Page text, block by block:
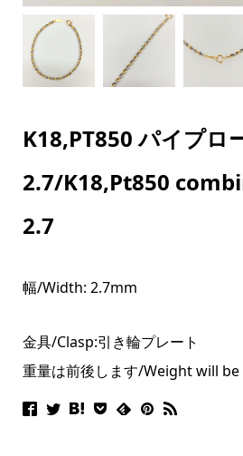
K18,PT850 パイプロ
2.7/K18,Pt850
2.7
幅/Width: 2.7mm
金具/Clasp:引き輪プレート
重量は前後します/Weight will